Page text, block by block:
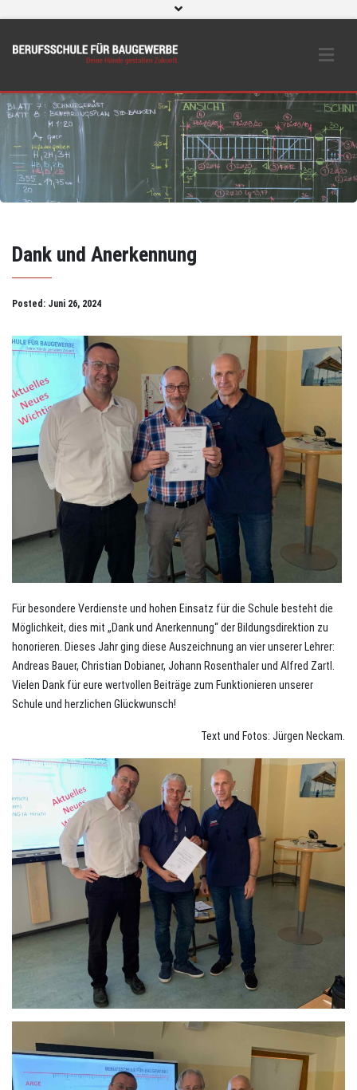
Dank und Anerkennung
Posted: Juni 26, 2024
Für besondere Verdienste und hohen Einsatz für die Schule besteht die
Möglichkeit, dies mit „Dank und Anerkennung“ der Bildungsdirektion zu
honorieren. Dieses Jahr ging diese Auszeichnung an vier unserer Lehrer:
Andreas Bauer, Christian Dobianer, Johann Rosenthaler und Alfred Zartl.
Vielen Dank für eure wertvollen Beiträge zum Funktionieren unserer
Schule und herzlichen Glückwunsch!
Text und Fotos: Jürgen Neckam.